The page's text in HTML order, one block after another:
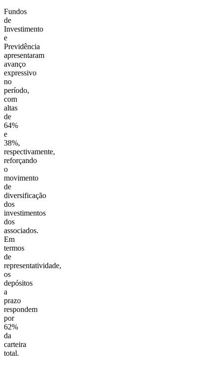
Fundos
de
Investimento
e
Previdência
apresentaram
avanço
expressivo
no
período,
com
altas
de
64%
e
38%,
respectivamente,
reforçando
o
movimento
de
diversificação
dos
investimentos
dos
associados.
Em
termos
de
representatividade,
os
depósitos
a
prazo
respondem
por
62%
da
carteira
total.